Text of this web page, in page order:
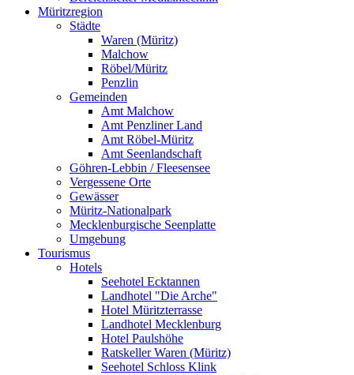
Müritzregion
Städte
Waren (Müritz)
Malchow
Röbel/Müritz
Penzlin
Gemeinden
Amt Malchow
Amt Penzliner Land
Amt Röbel-Müritz
Amt Seenlandschaft
Göhren-Lebbin / Fleesensee
Vergessene Orte
Gewässer
Müritz-Nationalpark
Mecklenburgische Seenplatte
Umgebung
Tourismus
Hotels
Seehotel Ecktannen
Landhotel "Die Arche"
Hotel Müritzterrasse
Landhotel Mecklenburg
Hotel Paulshöhe
Ratskeller Waren (Müritz)
Seehotel Schloss Klink